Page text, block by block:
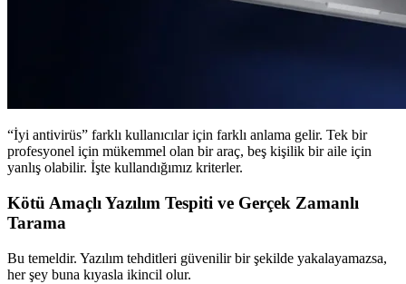
“İyi antivirüs” farklı kullanıcılar için farklı anlama gelir. Tek bir
profesyonel için mükemmel olan bir araç, beş kişilik bir aile için
yanlış olabilir. İşte kullandığımız kriterler.
Kötü Amaçlı Yazılım Tespiti ve Gerçek Zamanlı
Tarama
Bu temeldir. Yazılım tehditleri güvenilir bir şekilde yakalayamazsa,
her şey buna kıyasla ikincil olur.